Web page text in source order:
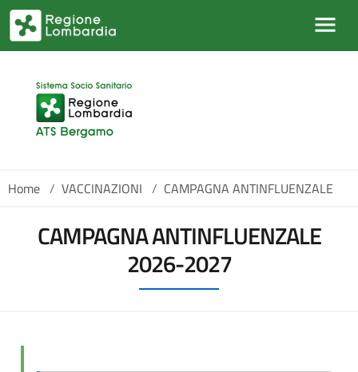
Salta al contenuto principale
Home / VACCINAZIONI / CAMPAGNA ANTINFLUENZALE
CAMPAGNA ANTINFLUENZALE
2026-2027